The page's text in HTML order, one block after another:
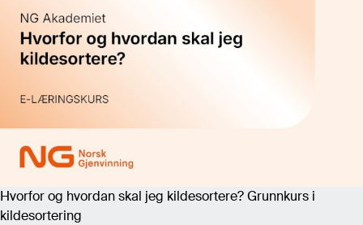
Hvorfor og hvordan skal jeg kildesortere? Grunnkurs i
kildesortering